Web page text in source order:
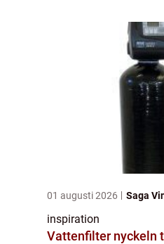
01 augusti 2026 Saga
inspiration
Vattenfilter nyckeln till rent och tryggt